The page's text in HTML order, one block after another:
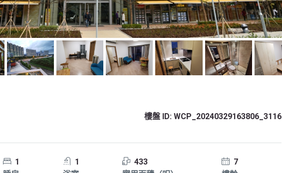
樓盤 ID: WCP_20240329163806_3116
1
1
433
7